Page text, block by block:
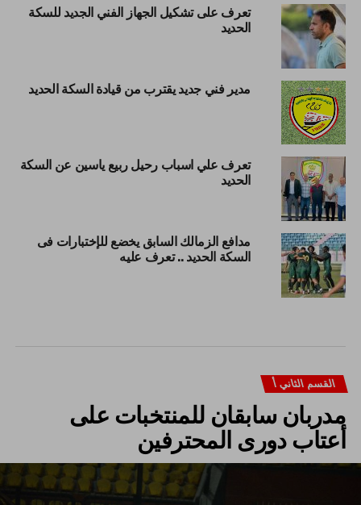
تعرف على تشكيل الجهاز الفني الجديد للسكة
الحديد
مدير فني جديد يقترب من قيادة السكة الحديد
تعرف علي اسباب رحيل ربيع ياسين عن السكة
الحديد
مدافع الزمالك السابق يخضع للإختبارات فى
السكة الحديد .. تعرف عليه
القسم الثاني أ
مدربان سابقان للمنتخبات على
أعتاب دورى المحترفين